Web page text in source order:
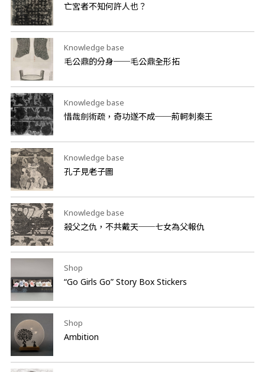
亡宮者不知何許人也？
Knowledge base
毛公鼎的分身──毛公鼎全形拓
Knowledge base
惜哉劍術疏，奇功遂不成──荊軻刺秦王
Knowledge base
孔子見老子圖
Knowledge base
殺父之仇，不共戴天──七女為父報仇
Shop
“Go Girls Go” Story Box Stickers
Shop
Ambition